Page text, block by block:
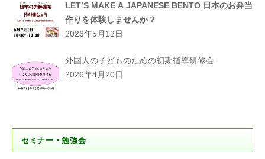
LET’S MAKE A JAPANESE BENTO 日本のお弁当
作りを体験しませんか？
2026年5月12日
外国人の子どものための初期指導研修会
2026年4月20日
セミナー・勉強会